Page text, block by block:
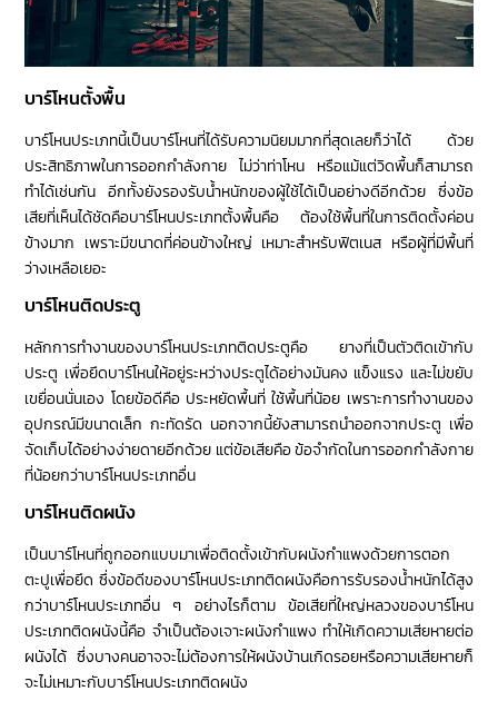
บาร์โหนตั้งพื้น
บาร์โหนประเภทนี้เป็นบาร์โหนที่ได้รับความนิยมมากที่สุดเลยก็ว่าได้ ด้วย
ประสิทธิภาพในการออกกำลังกาย ไม่ว่าท่าโหน หรือแม้แต่วิดพื้นก็สามารถ
ทำได้เช่นกัน อีกทั้งยังรองรับน้ำหนักของผู้ใช้ได้เป็นอย่างดีอีกด้วย ซึ่งข้อ
เสียที่เห็นได้ชัดคือบาร์โหนประเภทตั้งพื้นคือ ต้องใช้พื้นที่ในการติดตั้งค่อน
ข้างมาก เพราะมีขนาดที่ค่อนข้างใหญ่ เหมาะสำหรับฟิตเนส หรือผู้ที่มีพื้นที่
ว่างเหลือเยอะ
บาร์โหนติดประตู
หลักการทำงานของบาร์โหนประเภทติดประตูคือ ยางที่เป็นตัวติดเข้ากับ
ประตู เพื่อยึดบาร์โหนให้อยู่ระหว่างประตูได้อย่างมันคง แข็งแรง และไม่ขยับ
เขยื่อนนั่นเอง โดยข้อดีคือ ประหยัดพื้นที่ ใช้พื้นที่น้อย เพราะการทำงานของ
อุปกรณ์มีขนาดเล็ก กะทัดรัด นอกจากนี้ยังสามารถนำออกจากประตู เพื่อ
จัดเก็บได้อย่างง่ายดายอีกด้วย แต่ข้อเสียคือ ข้อจำกัดในการออกกำลังกาย
ที่น้อยกว่าบาร์โหนประเภทอื่น
บาร์โหนติดผนัง
เป็นบาร์โหนที่ถูกออกแบบมาเพื่อติดตั้งเข้ากับผนังกำแพงด้วยการตอก
ตะปูเพื่อยึด ซึ่งข้อดีของบาร์โหนประเภทติดผนังคือการรับรองน้ำหนักได้สูง
กว่าบาร์โหนประเภทอื่น ๆ อย่างไรก็ตาม ข้อเสียที่ใหญ่หลวงของบาร์โหน
ประเภทติดผนังนี้คือ จำเป็นต้องเจาะผนังกำแพง ทำให้เกิดความเสียหายต่อ
ผนังได้ ซึ่งบางคนอาจจะไม่ต้องการให้ผนังบ้านเกิดรอยหรือความเสียหายก็
จะไม่เหมาะกับบาร์โหนประเภทติดผนัง